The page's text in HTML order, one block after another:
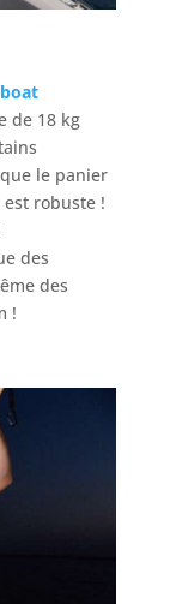
de 18 kg
le panier
robuste !
des
des
!